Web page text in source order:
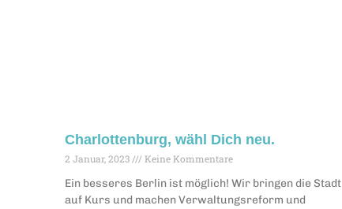
Charlottenburg, wähl Dich neu.
2 Januar, 2023 Keine Kommentare
Ein besseres Berlin ist möglich! Wir bringen die Stadt
auf Kurs und machen Verwaltungsreform und